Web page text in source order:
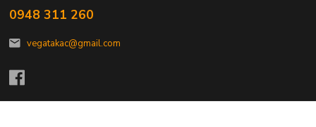
0948 311 260
vegatakac@gmail.com